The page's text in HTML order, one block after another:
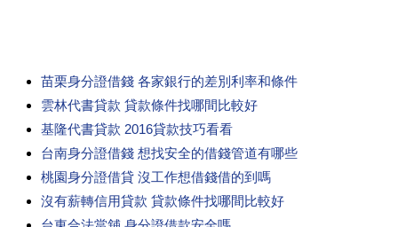
苗栗身分證借錢 各家銀行的差別利率和條件
雲林代書貸款 貸款條件找哪間比較好
基隆代書貸款 2016貸款技巧看看
台南身分證借錢 想找安全的借錢管道有哪些
桃園身分證借貸 沒工作想借錢借的到嗎
沒有薪轉信用貸款 貸款條件找哪間比較好